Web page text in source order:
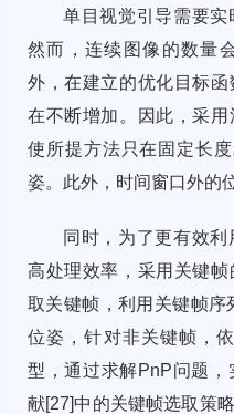
单目视觉引导需要实
然而，连续图像的数量
外，在建立的优化目标
在不断增加。因此，采用
使所提方法只在固定长度
姿。此外，时间窗口外的
同时，为了更有效
高处理效率，采用关键
取关键帧，利用关键帧序
位姿，针对非关键帧，
型，通过求解PnP问题
献[27]中的关键帧选取策